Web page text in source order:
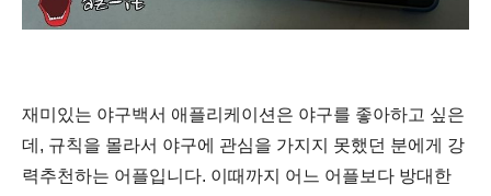
재미있는 야구백서 애플리케이션은 야구를 좋아하고 싶은
데, 규칙을 몰라서 야구에 관심을 가지지 못했던 분에게 강
력추천하는 어플입니다. 이때까지 어느 어플보다 방대한